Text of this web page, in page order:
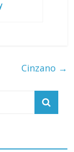
Cinzano →